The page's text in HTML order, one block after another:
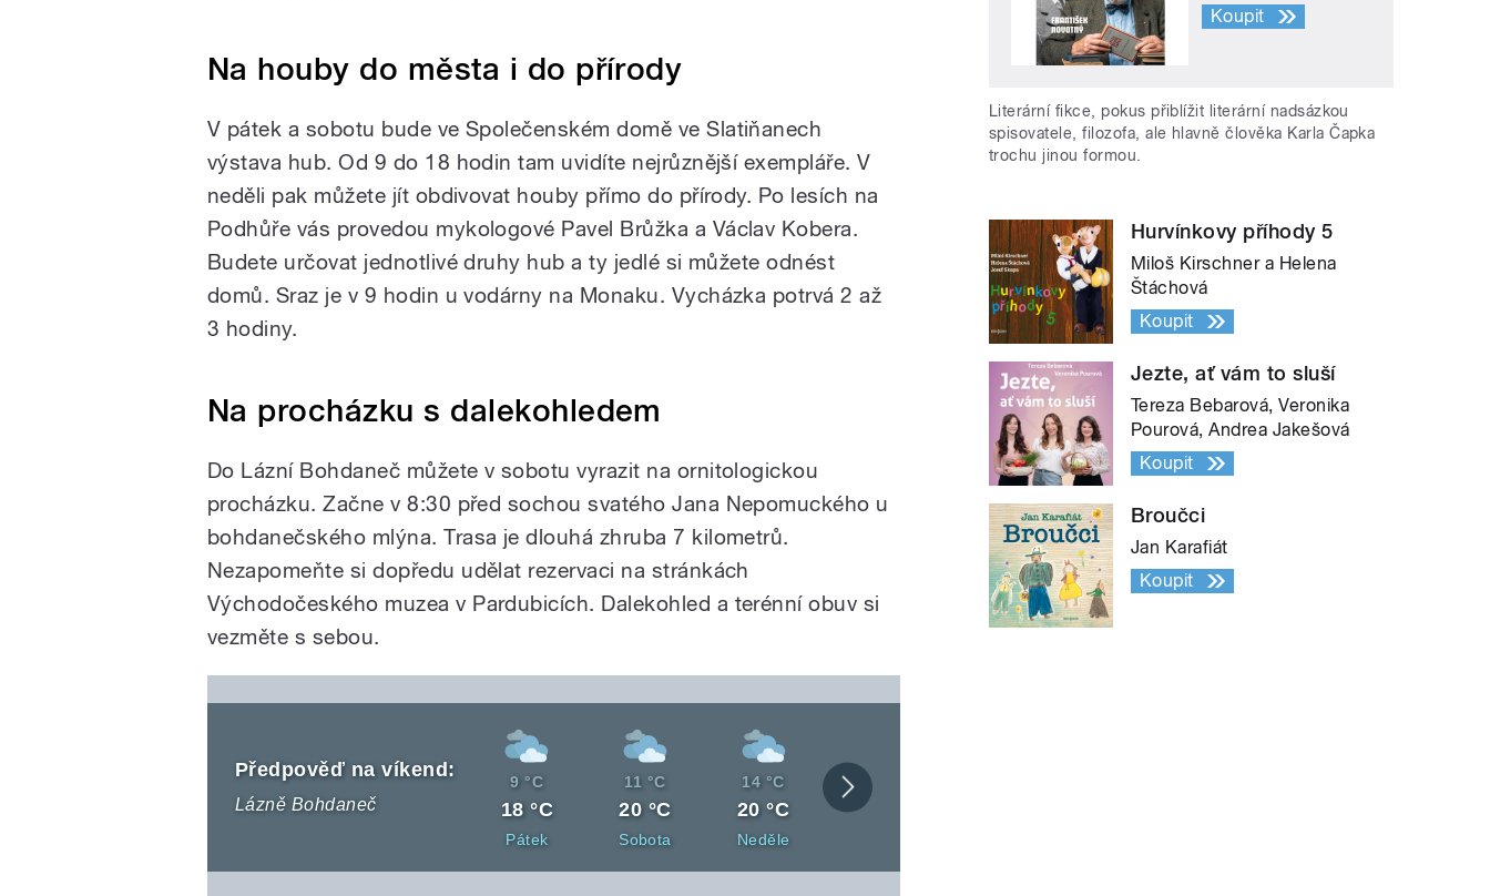
Na houby do města i do přírody
V pátek a sobotu bude ve Společenském domě ve Slatiňanech
výstava hub. Od 9 do 18 hodin tam uvidíte nejrůznější exempláře. V
neděli pak můžete jít obdivovat houby přímo do přírody. Po lesích na
Podhůře vás provedou mykologové Pavel Brůžka a Václav Kobera.
Budete určovat jednotlivé druhy hub a ty jedlé si můžete odnést
domů. Sraz je v 9 hodin u vodárny na Monaku. Vycházka potrvá 2 až
3 hodiny.
Na procházku s dalekohledem
Do Lázní Bohdaneč můžete v sobotu vyrazit na ornitologickou
procházku. Začne v 8:30 před sochou svatého Jana Nepomuckého u
bohdanečského mlýna. Trasa je dlouhá zhruba 7 kilometrů.
Nezapomeňte si dopředu udělat rezervaci na stránkách
Východočeského muzea v Pardubicích. Dalekohled a terénní obuv si
vezměte s sebou.
Předpověď na víkend:
Lázně Bohdaneč
Noční
teplota
9 °C
Denní
18 °C
Den
Pátek
Noční
teplota
11 °C
Denní
20 °C
Den
Sobota
Noční
teplota
14 °C
Denní
20 °C
Den
Neděle
Zobrazit
celou
Koupit
Literární fikce, pokus přiblížit literární nadsázkou
spisovatele, filozofa, ale hlavně člověka Karla Čapka
trochu jinou formou.
Hurvínkovy příhody 5
Miloš Kirschner a Helena
Štáchová
Koupit
Jezte, ať vám to sluší
Tereza Bebarová, Veronika
Pourová, Andrea Jakešová
Koupit
Broučci
Jan Karafiát
Koupit